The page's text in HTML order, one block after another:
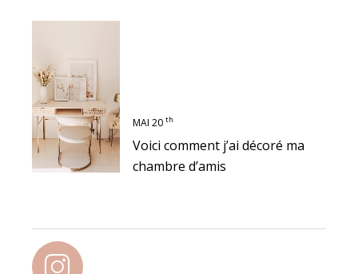
MAI 20 th
Voici comment j’ai décoré ma
chambre d’amis